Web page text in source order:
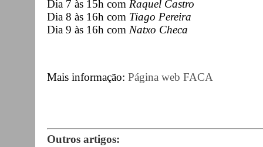
Dia 7 às 15h com Raquel Castro
Dia 8 às 16h com Tiago Pereira
Dia 9 às 16h com Natxo Checa
Mais informação: Página web FACA
Outros artigos: